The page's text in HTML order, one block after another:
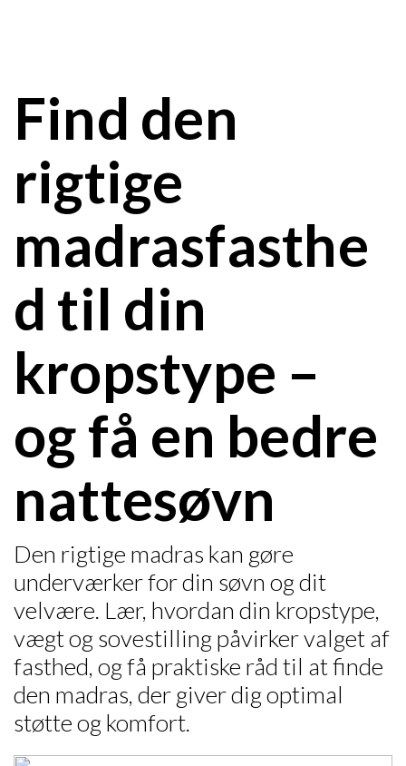
Find den
rigtige
madrasfasthe
d til din
kropstype –
og få en bedre
nattesøvn
Den rigtige madras kan gøre
underværker for din søvn og dit
velvære. Lær, hvordan din kropstype,
vægt og sovestilling påvirker valget af
fasthed, og få praktiske råd til at finde
den madras, der giver dig optimal
støtte og komfort.